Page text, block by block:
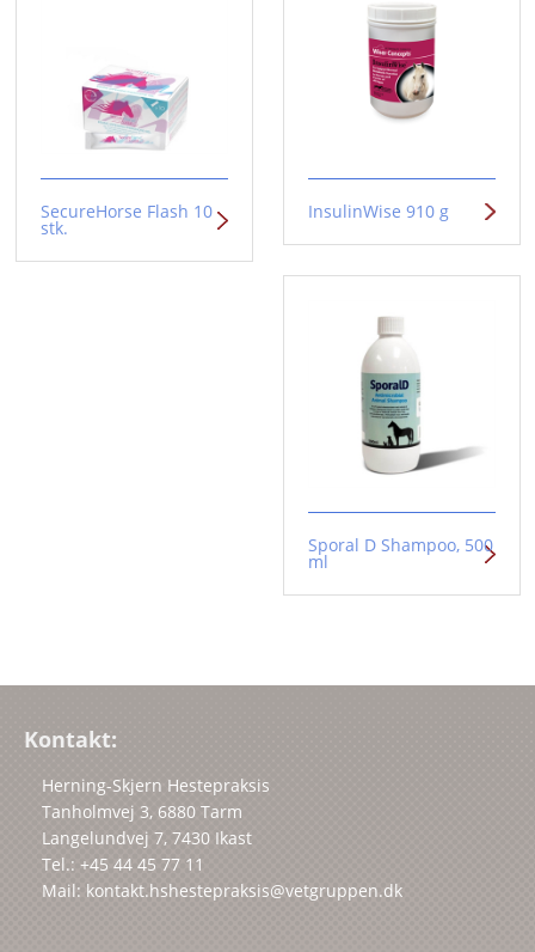
SecureHorse Flash 10
stk.
InsulinWise 910 g
Sporal D Shampoo, 500
ml
Kontakt:
Herning-Skjern Hestepraksis
Tanholmvej 3, 6880 Tarm
Langelundvej 7, 7430 Ikast
Tel.: +45 44 45 77 11
Mail: kontakt.hshestepraksis@vetgruppen.dk